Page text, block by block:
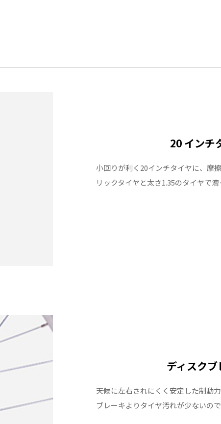
20 インチ
小回りが利く20インチタイヤに、摩
リックタイヤと太さ1.35のタイヤで
ディスクブ
天候に左右されにくく安定した制動
ブレーキよりタイヤ汚れが少ないの